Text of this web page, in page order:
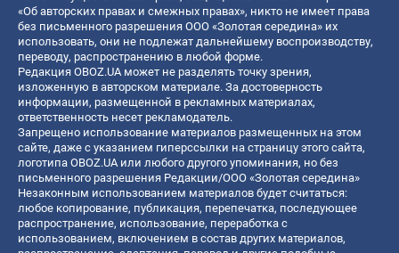
«Об авторских правах и смежных правах», никто не имеет права
без письменного разрешения ООО «Золотая середина» их
использовать, они не подлежат дальнейшему воспроизводству,
переводу, распространению в любой форме.
Редакция OBOZ.UA может не разделять точку зрения,
изложенную в авторском материале. За достоверность
информации, размещенной в рекламных материалах,
ответственность несет рекламодатель.
Запрещено использование материалов размещенных на этом
сайте, даже с указанием гиперссылки на страницу этого сайта,
логотипа OBOZ.UA или любого другого упоминания, но без
письменного разрешения Редакции/ООО «Золотая середина»
Незаконным использованием материалов будет считаться:
любое копирование, публикация, перепечатка, последующее
распространение, использование, переработка с
использованием, включением в состав других материалов,